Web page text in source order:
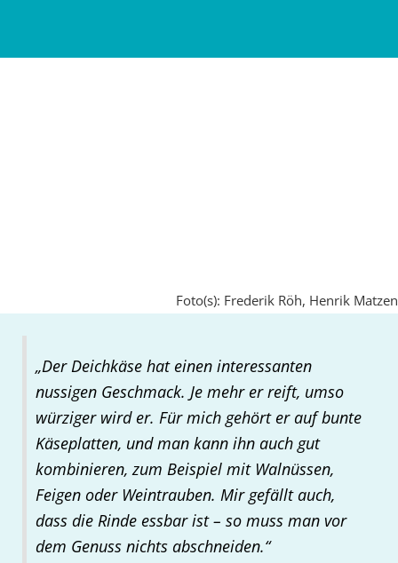
Foto(s): Frederik Röh, Henrik Matzen
„Der Deichkäse hat einen interessanten
nussigen Geschmack. Je mehr er reift, umso
würziger wird er. Für mich gehört er auf bunte
Käseplatten, und man kann ihn auch gut
kombinieren, zum Beispiel mit Walnüssen,
Feigen oder Weintrauben. Mir gefällt auch,
dass die Rinde essbar ist – so muss man vor
dem Genuss nichts abschneiden.“